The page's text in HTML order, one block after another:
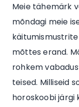
Meie tähemärk
mõndagi meie
käitumismustrite
mõttes erand.
rohkem
teised. Milliseid
horoskoobi järgi